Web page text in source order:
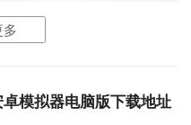
多
模拟器电脑版下载地址